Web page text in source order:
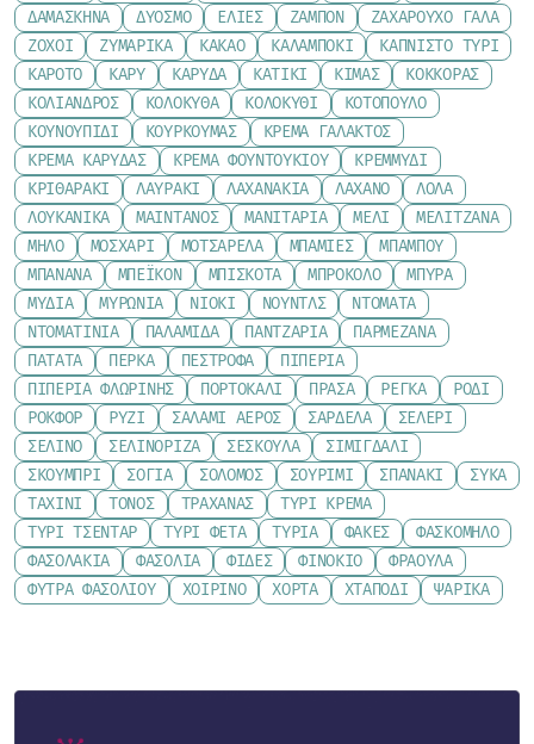
ΔΑΜΆΣΚΗΝΑ
ΔΥΌΣΜΟ ΕΛΙΈΣ ΖΑΜΠΌΝ
ΖΑΧΑΡΟΎΧΟ ΓΆΛΑ
ΖΟΧΟΊ
ΖΥΜΑΡΙΚΆ ΚΑΚΆΟ ΚΑΛΑΜΠΌΚΙ
ΚΑΠΝΙΣΤΌ ΤΥΡΊ
ΚΑΡΌΤΟ
ΚΆΡΥ ΚΑΡΎΔΑ ΚΑΤΊΚΙ ΚΙΜΆΣ
ΚΌΚΚΟΡΑΣ
ΚΌΛΙΑΝΔΡΟΣ
ΚΟΛΟΚΎΘΑ ΚΟΛΟΚΎΘΙ
ΚΟΤΌΠΟΥΛΟ
ΚΟΥΝΟΥΠΊΔΙ
ΚΟΥΡΚΟΥΜΆΣ
ΚΡΈΜΑ ΓΆΛΑΚΤΟΣ
ΚΡΈΜΑ ΚΑΡΎΔΑΣ
ΚΡΈΜΑ ΦΟΥΝΤΟΥΚΙΟΎ
ΚΡΕΜΜΎΔΙ
ΚΡΙΘΑΡΆΚΙ
ΛΑΥΡΆΚΙ ΛΑΧΑΝΆΚΙΑ ΛΆΧΑΝΟ
ΛΌΛΑ
ΛΟΥΚΆΝΙΚΑ
ΜΑΙΝΤΑΝΌΣ ΜΑΝΙΤΆΡΙΑ ΜΈΛΙ
ΜΕΛΙΤΖΆΝΑ
ΜΉΛΟ
ΜΟΣΧΆΡΙ ΜΟΤΣΑΡΈΛΑ ΜΠΆΜΙΕΣ
ΜΠΑΜΠΟΎ
ΜΠΑΝΆΝΑ
ΜΠΈΙΚΟΝ ΜΠΙΣΚΌΤΑ ΜΠΡΌΚΟΛΟ
ΜΠΎΡΑ
ΜΎΔΙΑ
ΜΥΡΏΝΙΑ ΝΙΌΚΙ ΝΟΎΝΤΛΣ
ΝΤΟΜΆΤΑ
ΝΤΟΜΑΤΊΝΙΑ
ΠΑΛΑΜΊΔΑ ΠΑΝΤΖΆΡΙΑ
ΠΑΡΜΕΖΆΝΑ
ΠΑΤΆΤΑ
ΠΈΡΚΑ ΠΈΣΤΡΟΦΑ
ΠΙΠΕΡΙΆ
ΠΙΠΕΡΙΆ ΦΛΩΡΊΝΗΣ
ΠΟΡΤΟΚΆΛΙ ΠΡΆΣΑ ΡΈΓΚΑ
ΡΌΔΙ
ΡΟΚΦΌΡ
ΡΎΖΙ ΣΑΛΆΜΙ ΑΈΡΟΣ ΣΑΡΔΈΛΑ
ΣΈΛΕΡΙ
ΣΈΛΙΝΟ
ΣΕΛΙΝΌΡΙΖΑ ΣΈΣΚΟΥΛΑ
ΣΙΜΙΓΔΆΛΙ
ΣΚΟΥΜΠΡΊ
ΣΌΓΙΑ ΣΟΛΟΜΌΣ ΣΟΥΡΊΜΙ ΣΠΑΝΆΚΙ
ΣΎΚΑ
ΤΑΧΊΝΙ
ΤΌΝΟΣ ΤΡΑΧΑΝΆΣ
ΤΥΡΊ ΚΡΈΜΑ
ΤΥΡΊ ΤΣΈΝΤΑΡ
ΤΥΡΊ ΦΈΤΑ ΤΥΡΙΆ ΦΑΚΈΣ
ΦΑΣΚΌΜΗΛΟ
ΦΑΣΟΛΆΚΙΑ
ΦΑΣΌΛΙΑ ΦΙΔΈΣ ΦΙΝΌΚΙΟ
ΦΡΆΟΥΛΑ
ΦΎΤΡΑ ΦΑΣΟΛΙΟΎ
ΧΟΙΡΙΝΌ ΧΌΡΤΑ ΧΤΑΠΌΔΙ ΨΑΡΙΚΆ